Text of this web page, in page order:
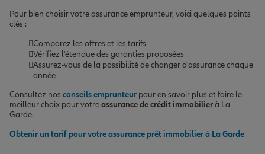
Pour bien choisir votre assurance emprunteur, voici quelques points
clés :
Comparez les offres et les tarifs
Vérifiez l'étendue des garanties proposées
Assurez-vous de la possibilité de changer d'assurance chaque
année
Consultez nos conseils emprunteur pour en savoir plus et faire le
meilleur choix pour votreassurance de crédit immobilierà La
Garde.
Obtenir un tarif pour votre assurance prêt immobilier à La Garde